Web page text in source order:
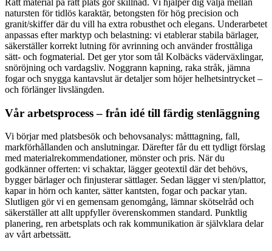
Rätt material på rätt plats gör skillnad. Vi hjälper dig välja mellan
natursten för tidlös karaktär, betongsten för hög precision och
granit/skiffer där du vill ha extra robusthet och elegans. Underarbetet
anpassas efter marktyp och belastning: vi etablerar stabila bärlager,
säkerställer korrekt lutning för avrinning och använder frosttåliga
sätt- och fogmaterial. Det ger ytor som tål Kolbäcks väderväxlingar,
snöröjning och vardagsliv. Noggrann kapning, raka stråk, jämna
fogar och snygga kantavslut är detaljer som höjer helhetsintrycket –
och förlänger livslängden.
Vår arbetsprocess – från idé till färdig stenläggning
Vi börjar med platsbesök och behovsanalys: måtttagning, fall,
markförhållanden och anslutningar. Därefter får du ett tydligt förslag
med materialrekommendationer, mönster och pris. När du
godkänner offerten: vi schaktar, lägger geotextil där det behövs,
bygger bärlager och finjusterar sättlager. Sedan lägger vi sten/plattor,
kapar in hörn och kanter, sätter kantsten, fogar och packar ytan.
Slutligen gör vi en gemensam genomgång, lämnar skötselråd och
säkerställer att allt uppfyller överenskommen standard. Punktlig
planering, ren arbetsplats och rak kommunikation är självklara delar
av vårt arbetssätt.